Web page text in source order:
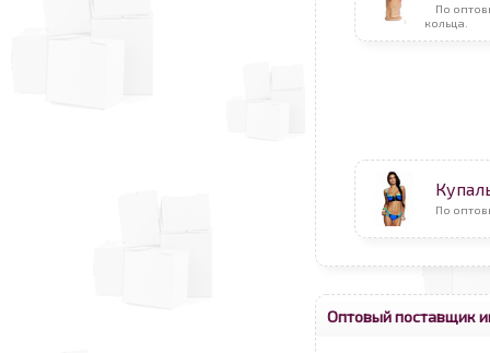
По
кольца.
По
Оптовый поставщик